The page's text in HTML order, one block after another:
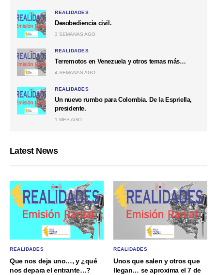
REALIDADES
Desobediencia civil.
3 SEMANAS AGO
REALIDADES
Terremotos en Venezuela y otros temas más…
4 SEMANAS AGO
REALIDADES
Un nuevo rumbo para Colombia. De la Espriella,
presidente.
1 MES AGO
Latest News
REALIDADES
Que nos deja uno…, y ¿qué
nos depara el entrante…?
REALIDADES
Unos que salen y otros que
llegan… se aproxima el 7 de